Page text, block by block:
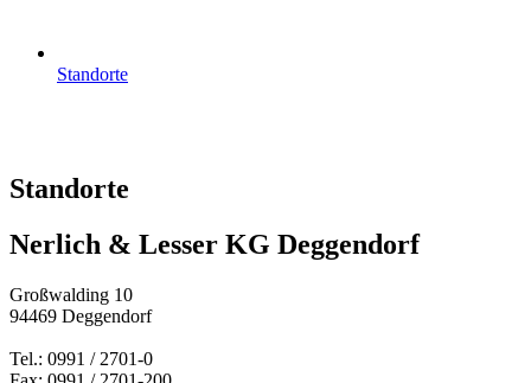
Standorte
Standorte
Nerlich & Lesser KG Deggendorf
Großwalding 10
94469 Deggendorf
Tel.: 0991 / 2701-0